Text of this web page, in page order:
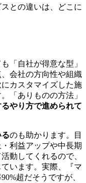
との違いは、どこに
「自社が得意な型」
会社の方向性や組織
カスタマイズした施
「ありものの方法」
やり方で進められて
のも助かります。目
利益アップや中長期
動してくれるので、
います。実際、『マ
超だそうですが、